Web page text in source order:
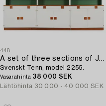
448
A set of three sections of Josef Frank book shelves,
Svenskt Tenn, model 2255.
Vasarahinta 38 000 SEK
Lähtöhinta 30 000 - 40 000 SEK